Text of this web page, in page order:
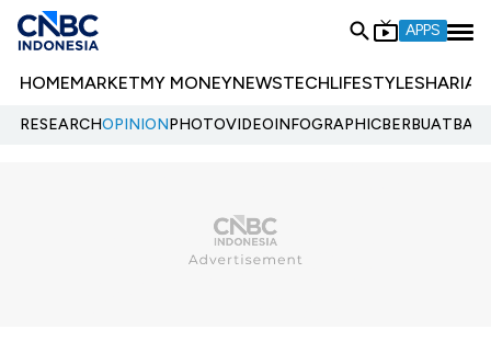
APPS
HOMEMARKETMY MONEYNEWSTECHLIFESTYLESHARIA
RESEARCHOPINIONPHOTOVIDEOINFOGRAPHIC